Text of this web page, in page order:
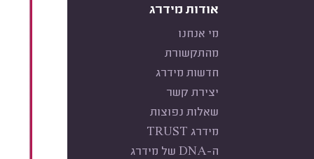
אודות מידרג
מי אנחנו
מהתקשורת
חדשות מידרג
יצירת קשר
שאלות נפוצות
מידרג TRUST
ה-DNA של מידרג